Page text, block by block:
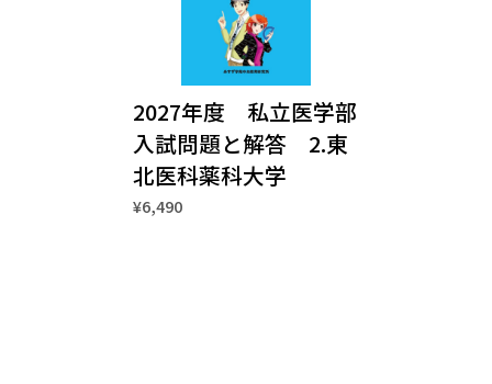
2027年度 私立医学部
入試問題と解答 2.東
北医科薬科大学
¥6,490